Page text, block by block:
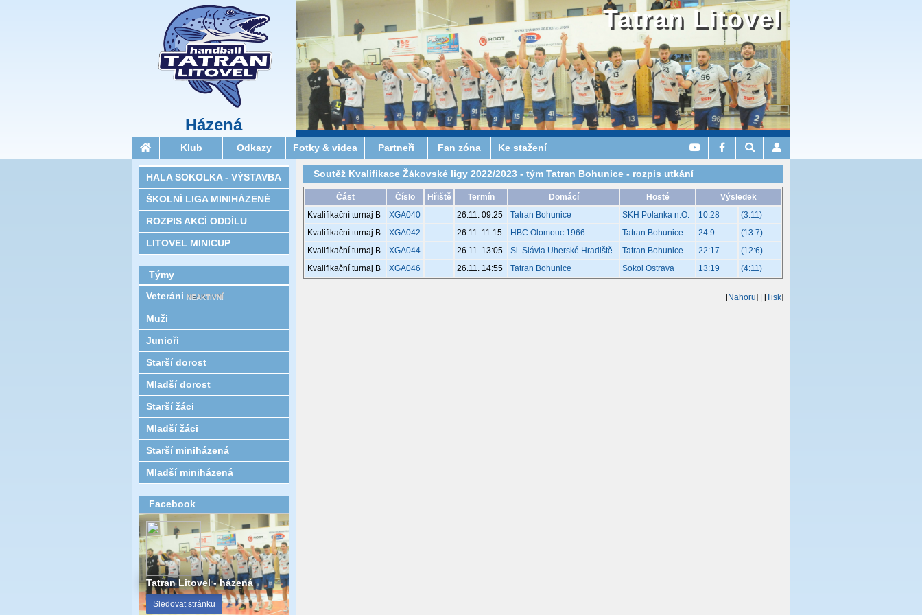
Házená
Tatran Litovel
Klub Odkazy Fotky & videa Partneři Fan zóna Ke stažení
Soutěž Kvalifikace Žákovské ligy 2022/2023 - tým Tatran Bohunice - rozpis utkání
Část Číslo Hřiště Termín Domácí Hosté
Výsledek
Kvalifikační turnaj B
XGA040 26.11. 09:25 Tatran Bohunice SKH Polanka n.O. 10:28
(3:11)
Kvalifikační turnaj B
XGA042 26.11. 11:15 HBC Olomouc 1966 Tatran Bohunice 24:9
(13:7)
Kvalifikační turnaj B
XGA044 26.11. 13:05 Sl. Slávia Uherské Hradiště Tatran Bohunice 22:17
(12:6)
Kvalifikační turnaj B
XGA046 26.11. 14:55 Tatran Bohunice Sokol Ostrava 13:19 (4:11)
[Nahoru] | [Tisk]
HALA SOKOLKA - VÝSTAVBA
ŠKOLNÍ LIGA MINIHÁZENÉ
ROZPIS AKCÍ ODDÍLU
LITOVEL MINICUP
Týmy
Veteráni NEAKTIVNÍ
Muži
Junioři
Starší dorost
Mladší dorost
Starší žáci
Mladší žáci
Starší miniházená
Mladší miniházená
Facebook
Tatran Litovel - házená
Sledovat stránku